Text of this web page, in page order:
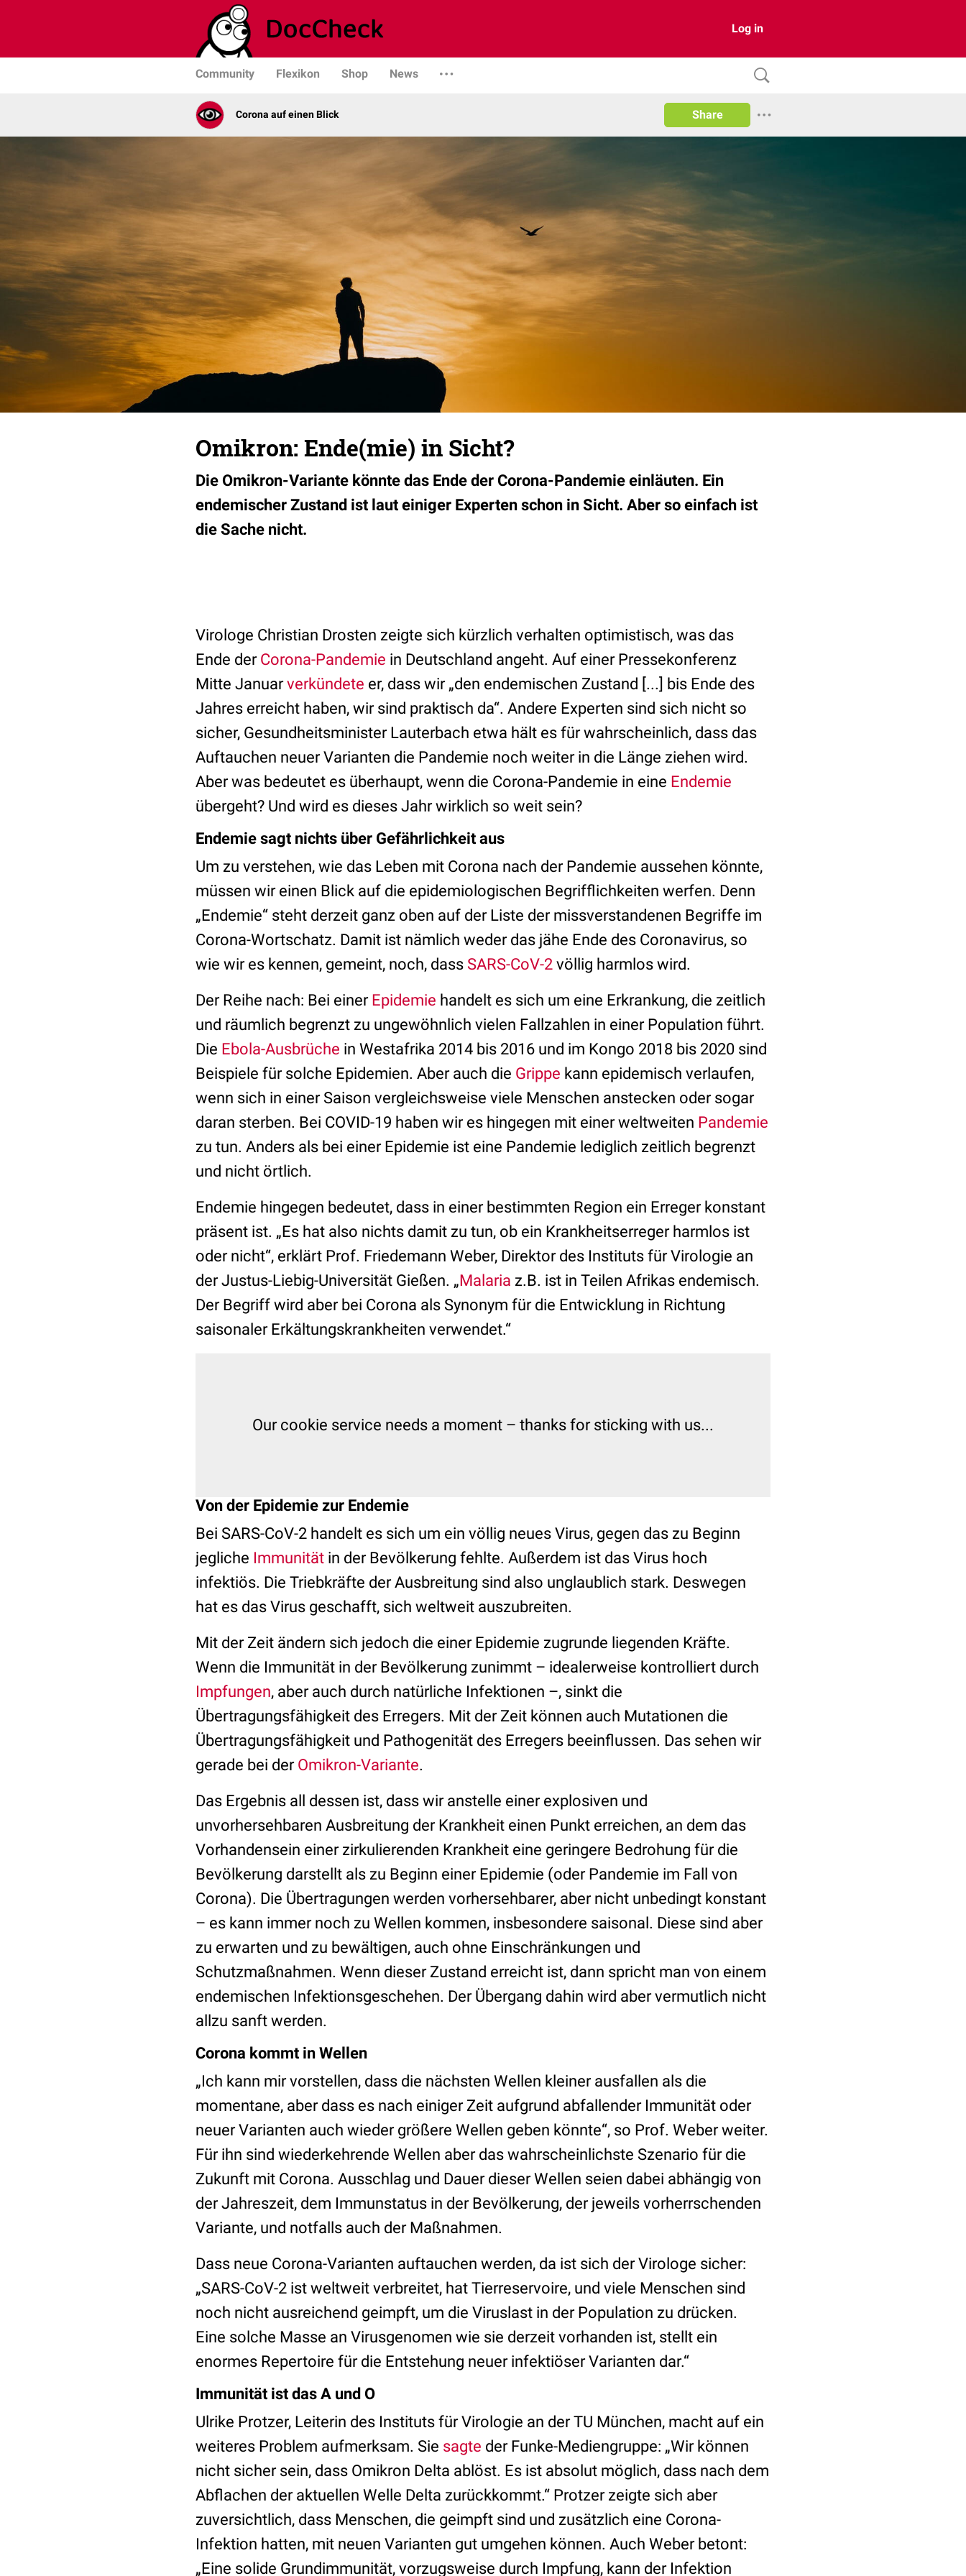
Log in
Community Flexikon Shop News
Corona auf einen Blick Share
Omikron: Ende(mie) in Sicht?
Die Omikron-Variante könnte das Ende der Corona-Pandemie einläuten. Ein
endemischer Zustand ist laut einiger Experten schon in Sicht. Aber so einfach ist
die Sache nicht.
Virologe Christian Drosten zeigte sich kürzlich verhalten optimistisch, was das
Ende der Corona-Pandemie in Deutschland angeht. Auf einer Pressekonferenz
Mitte Januarverkündete er, dass wir „den endemischen Zustand [...] bis Ende des
Jahres erreicht haben, wir sind praktisch da“. Andere Experten sind sich nicht so
sicher, Gesundheitsminister Lauterbach etwa hält es für wahrscheinlich, dass das
Auftauchen neuer Varianten die Pandemie noch weiter in die Länge ziehen wird.
Aber was bedeutet es überhaupt, wenn die Corona-Pandemie in eine Endemie
übergeht? Und wird es dieses Jahr wirklich so weit sein?
Endemie sagt nichts über Gefährlichkeit aus
Um zu verstehen, wie das Leben mit Corona nach der Pandemie aussehen könnte,
müssen wir einen Blick auf die epidemiologischen Begrifflichkeiten werfen. Denn
„Endemie“ steht derzeit ganz oben auf der Liste der missverstandenen Begriffe im
Corona-Wortschatz. Damit ist nämlich weder das jähe Ende des Coronavirus, so
wie wir es kennen, gemeint, noch, dass SARS-CoV-2 völlig harmlos wird.
Der Reihe nach: Bei einer Epidemie handelt es sich um eine Erkrankung, die zeitlich
und räumlich begrenzt zu ungewöhnlich vielen Fallzahlen in einer Population führt.
Die Ebola-Ausbrüche in Westafrika 2014 bis 2016 und im Kongo 2018 bis 2020 sind
Beispiele für solche Epidemien. Aber auch die Grippe kann epidemisch verlaufen,
wenn sich in einer Saison vergleichsweise viele Menschen anstecken oder sogar
daran sterben. Bei COVID-19 haben wir es hingegen mit einer weltweiten Pandemie
zu tun. Anders als bei einer Epidemie ist eine Pandemie lediglich zeitlich begrenzt
und nicht örtlich.
Endemie hingegen bedeutet, dass in einer bestimmten Region ein Erreger konstant
präsent ist. „Es hat also nichts damit zu tun, ob ein Krankheitserreger harmlos ist
oder nicht“, erklärt Prof. Friedemann Weber, Direktor des Instituts für Virologie an
der Justus-Liebig-Universität Gießen. „Malaria z.B. ist in Teilen Afrikas endemisch.
Der Begriff wird aber bei Corona als Synonym für die Entwicklung in Richtung
saisonaler Erkältungskrankheiten verwendet.“
Our cookie service needs a moment – thanks for sticking with us...
Von der Epidemie zur Endemie
Bei SARS-CoV-2 handelt es sich um ein völlig neues Virus, gegen das zu Beginn
jegliche Immunität in der Bevölkerung fehlte. Außerdem ist das Virus hoch
infektiös. Die Triebkräfte der Ausbreitung sind also unglaublich stark. Deswegen
hat es das Virus geschafft, sich weltweit auszubreiten.
Mit der Zeit ändern sich jedoch die einer Epidemie zugrunde liegenden Kräfte.
Wenn die Immunität in der Bevölkerung zunimmt – idealerweise kontrolliert durch
Impfungen, aber auch durch natürliche Infektionen –, sinkt die
Übertragungsfähigkeit des Erregers. Mit der Zeit können auch Mutationen die
Übertragungsfähigkeit und Pathogenität des Erregers beeinflussen. Das sehen wir
gerade bei der Omikron-Variante.
Das Ergebnis all dessen ist, dass wir anstelle einer explosiven und
unvorhersehbaren Ausbreitung der Krankheit einen Punkt erreichen, an dem das
Vorhandensein einer zirkulierenden Krankheit eine geringere Bedrohung für die
Bevölkerung darstellt als zu Beginn einer Epidemie (oder Pandemie im Fall von
Corona). Die Übertragungen werden vorhersehbarer, aber nicht unbedingt konstant
– es kann immer noch zu Wellen kommen, insbesondere saisonal. Diese sind aber
zu erwarten und zu bewältigen, auch ohne Einschränkungen und
Schutzmaßnahmen. Wenn dieser Zustand erreicht ist, dann spricht man von einem
endemischen Infektionsgeschehen. Der Übergang dahin wird aber vermutlich nicht
allzu sanft werden.
Corona kommt in Wellen
„Ich kann mir vorstellen, dass die nächsten Wellen kleiner ausfallen als die
momentane, aber dass es nach einiger Zeit aufgrund abfallender Immunität oder
neuer Varianten auch wieder größere Wellen geben könnte“, so Prof. Weber weiter.
Für ihn sind wiederkehrende Wellen aber das wahrscheinlichste Szenario für die
Zukunft mit Corona. Ausschlag und Dauer dieser Wellen seien dabei abhängig von
der Jahreszeit, dem Immunstatus in der Bevölkerung, der jeweils vorherrschenden
Variante, und notfalls auch der Maßnahmen.
Dass neue Corona-Varianten auftauchen werden, da ist sich der Virologe sicher:
„SARS-CoV-2 ist weltweit verbreitet, hat Tierreservoire, und viele Menschen sind
noch nicht ausreichend geimpft, um die Viruslast in der Population zu drücken.
Eine solche Masse an Virusgenomen wie sie derzeit vorhanden ist, stellt ein
enormes Repertoire für die Entstehung neuer infektiöser Varianten dar.“
Immunität ist das A und O
Ulrike Protzer, Leiterin des Instituts für Virologie an der TU München, macht auf ein
weiteres Problem aufmerksam. Sie sagte der Funke-Mediengruppe: „Wir können
nicht sicher sein, dass Omikron Delta ablöst. Es ist absolut möglich, dass nach dem
Abflachen der aktuellen Welle Delta zurückkommt.“ Protzer zeigte sich aber
zuversichtlich, dass Menschen, die geimpft sind und zusätzlich eine Corona-
Infektion hatten, mit neuen Varianten gut umgehen können. Auch Weber betont:
„Eine solide Grundimmunität, vorzugsweise durch Impfung, kann der Infektion